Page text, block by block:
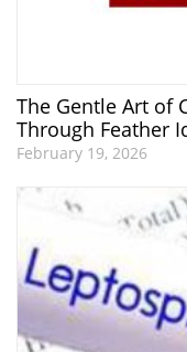
The Gentle Art of
Through Feather
February 19, 2026